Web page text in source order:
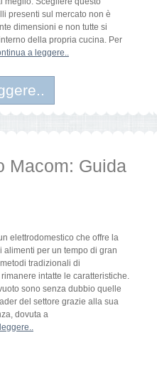
presenti sul mercato non è
dimensioni e non tutte si
della propria cucina. Per
a leggere..
Macom: Guida
elettrodomestico che offre la
per un tempo di gran
tradizionali di
intatte le caratteristiche.
sono senza dubbio quelle
del settore grazie alla sua
dovuta a